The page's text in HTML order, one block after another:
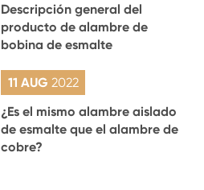
Descripción general del
producto de alambre de
bobina de esmalte
11 AUG 2022
¿Es el mismo alambre aislado
de esmalte que el alambre de
cobre?